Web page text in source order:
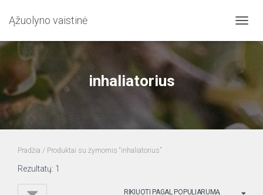
Ąžuolyno vaistinė
inhaliatorius
Pradžia / Produktai su žymomis “inhaliatorius”
Rezultatų: 1